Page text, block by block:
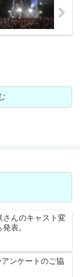
んのキャスト変
表。
ンケートのご協